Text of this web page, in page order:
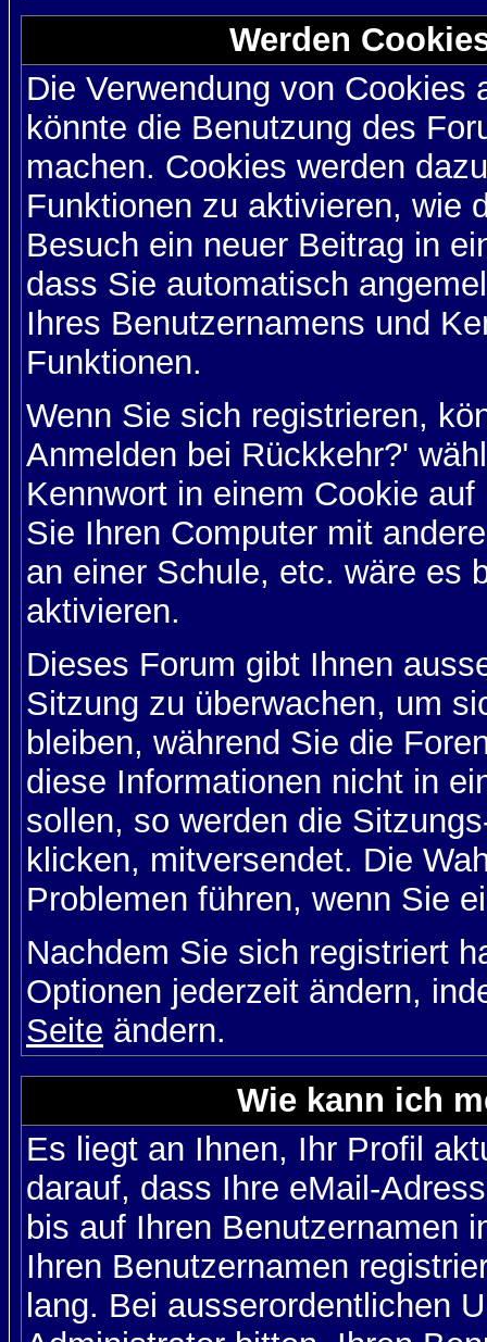
Werden
Die Verwendung von
könnte die Benutzung des
machen. Cookies werden
Funktionen zu aktivieren, wie
Besuch ein neuer Beitrag in
dass Sie automatisch
Ihres Benutzernamens und
Funktionen.
Wenn Sie sich registrieren,
Anmelden bei Rückkehr?'
Kennwort in einem Cookie
Sie Ihren Computer mit
an einer Schule, etc. wäre es
aktivieren.
Dieses Forum gibt Ihnen
Sitzung zu überwachen, um
bleiben, während Sie die
diese Informationen nicht in
sollen, so werden die
klicken, mitversendet. Die
Problemen führen, wenn Sie
Nachdem Sie sich registriert
Optionen jederzeit ändern,
Seite ändern.
Wie kann ich
Es liegt an Ihnen, Ihr Profil
darauf, dass Ihre eMail-
bis auf Ihren Benutzernamen
Ihren Benutzernamen
lang. Bei ausserordentlichen